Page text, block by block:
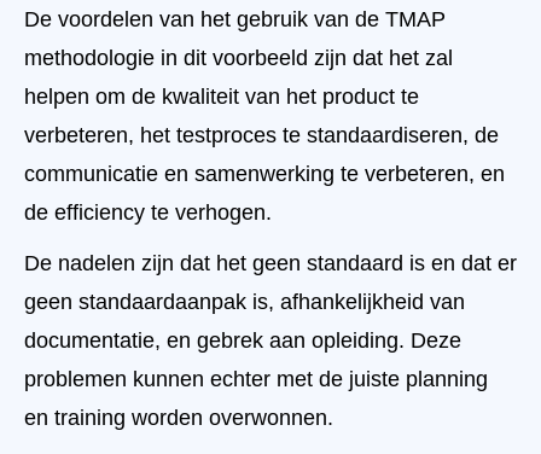
De voordelen van het gebruik van de TMAP
methodologie in dit voorbeeld zijn dat het zal
helpen om de kwaliteit van het product te
verbeteren, het testproces te standaardiseren, de
communicatie en samenwerking te verbeteren, en
de efficiency te verhogen.
De nadelen zijn dat het geen standaard is en dat er
geen standaardaanpak is, afhankelijkheid van
documentatie, en gebrek aan opleiding. Deze
problemen kunnen echter met de juiste planning
en training worden overwonnen.